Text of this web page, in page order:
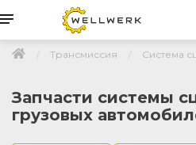
Трансмиссия Система
Запчасти системы
грузовых